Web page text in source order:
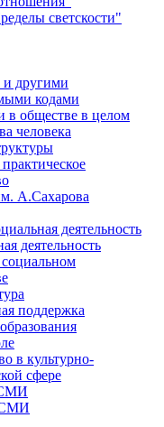
светскости"
другими
кодами
в обществе в целом
человека
А.Сахарова
деятельность
деятельность
поддержка
в культурно-
сфере
СМИ
СМИ